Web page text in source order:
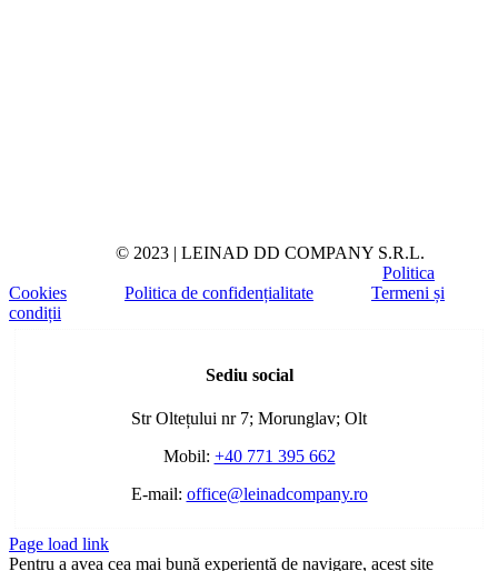
© 2023 | LEINAD DD COMPANY S.R.L.
Politica
Cookies
Politica de confidențialitate
Termeni și
condiții
Sediu social
Str Oltețului nr 7; Morunglav; Olt
Mobil: +40 771 395 662
E-mail: office@leinadcompany.ro
Page load link
Pentru a avea cea mai bună experiență de navigare, acest site